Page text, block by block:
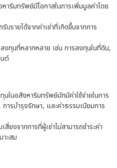
าริมทรัพย์มีโอกาสในการเพิ่มมูลค่าโดย
รับรายได้จากค่าเช่าที่เกิดขึ้นจากการ
งทุนที่หลากหลาย เช่น การลงทุนในที่ดิน,
ต์
นในอสังหาริมทรัพย์มักมีค่าใช้จ่ายในการ
ารบำรุงรักษา, และค่าธรรมเนียมการ
สี่ยงจากการที่ผู้เช่าไม่สามารถชำระค่า
าะสม